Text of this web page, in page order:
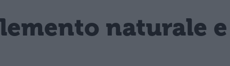
naturale